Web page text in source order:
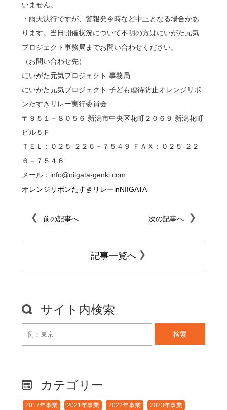
いません。
・雨天決行ですが、警報発令時など中止となる場合があ
ります。当日開催状況について不明の方はにいがた元気
プロジェクト事務局までお問い合わせください。
（お問い合わせ先）
にいがた元気プロジェクト 事務局
にいがた元気プロジェクト 子ども虐待防止オレンジリボ
ンたすきリレー実行委員会
〒９５１－８０５６ 新潟市中央区花町２０６９ 新潟花町
ビル５Ｆ
ＴＥＬ：０２５-２２６－７５４９ ＦＡＸ：０２５-２２
６－７５４６
メール：info@niigata-genki.com
オレンジリボンたすきリレーinNIIGATA
前の記事へ 次の記事へ
記事一覧へ
サイト内検索
検索
カテゴリー
2017年事業 2021年事業 2022年事業
2023年事業